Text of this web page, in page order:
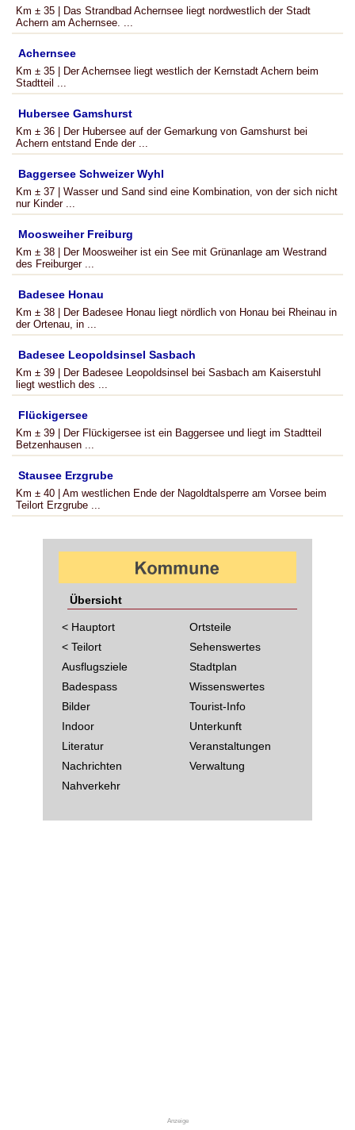
Km ± 35 | Das Strandbad Achernsee liegt nordwestlich der Stadt
Achern am Achernsee. ...
Achernsee
Km ± 35 | Der Achernsee liegt westlich der Kernstadt Achern beim
Stadtteil ...
Hubersee Gamshurst
Km ± 36 | Der Hubersee auf der Gemarkung von Gamshurst bei
Achern entstand Ende der ...
Baggersee Schweizer Wyhl
Km ± 37 | Wasser und Sand sind eine Kombination, von der sich nicht
nur Kinder ...
Moosweiher Freiburg
Km ± 38 | Der Moosweiher ist ein See mit Grünanlage am Westrand
des Freiburger ...
Badesee Honau
Km ± 38 | Der Badesee Honau liegt nördlich von Honau bei Rheinau in
der Ortenau, in ...
Badesee Leopoldsinsel Sasbach
Km ± 39 | Der Badesee Leopoldsinsel bei Sasbach am Kaiserstuhl
liegt westlich des ...
Flückigersee
Km ± 39 | Der Flückigersee ist ein Baggersee und liegt im Stadtteil
Betzenhausen ...
Stausee Erzgrube
Km ± 40 | Am westlichen Ende der Nagoldtalsperre am Vorsee beim
Teilort Erzgrube ...
Übersicht
< Hauptort
< Teilort
Ausflugsziele
Badespass
Bilder
Indoor
Literatur
Nachrichten
Nahverkehr
Ortsteile
Sehenswertes
Stadtplan
Wissenswertes
Tourist-Info
Unterkunft
Veranstaltungen
Verwaltung
Anzeige